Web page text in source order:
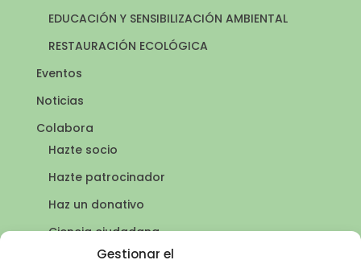
Gestionar el
EDUCACIÓN Y SENSIBILIZACIÓN AMBIENTAL
RESTAURACIÓN ECOLÓGICA
Eventos
Noticias
Colabora
Hazte socio
Hazte patrocinador
Haz un donativo
Ciencia ciudadana
Puntos de agua